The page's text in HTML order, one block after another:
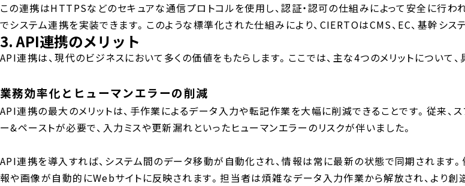
この連携はHTTPSなどのセキュアな通信プロトコルを使用し、認証・認可の仕組みによって安全に行
でシステム連携を実装できます。このような標準化された仕組みにより、CIERTOはCMS、EC、基幹シ
3. API連携のメリット
API連携は、現代のビジネスにおいて多くの価値をもたらします。ここでは、主な4つのメリットについて
業務効率化とヒューマンエラーの削減
API連携の最大のメリットは、手作業によるデータ入力や転記作業を大幅に削減できることです。従来、
ー&ペーストが必要で、入力ミスや更新漏れといったヒューマンエラーのリスクが伴いました。
API連携を導入すれば、システム間のデータ移動が自動化され、情報は常に最新の状態で同期されます
報や画像が自動的にWebサイトに反映されます。担当者は煩雑なデータ入力作業から解放され、より創